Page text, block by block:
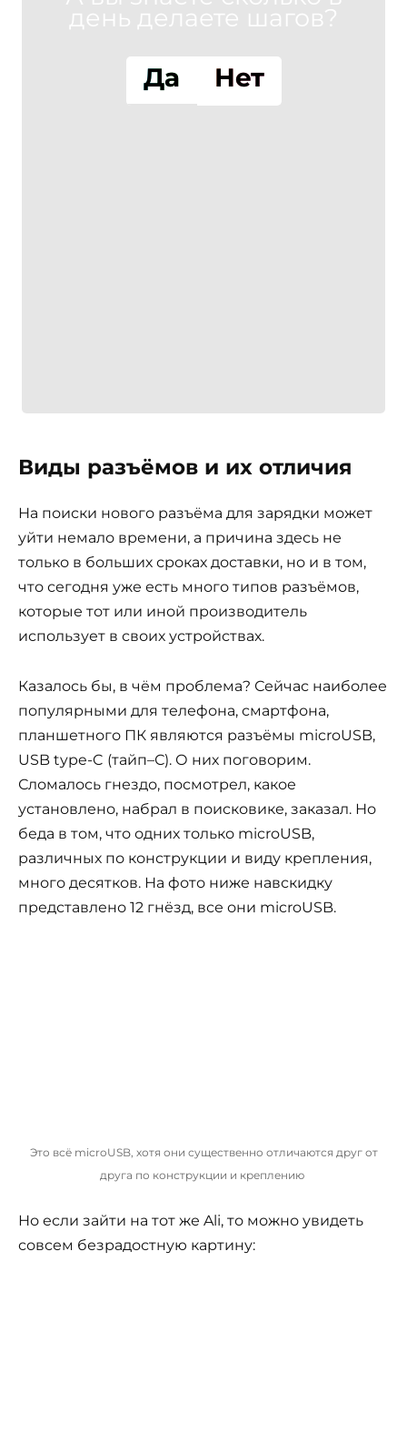
день делаете шагов?
Да Нет
Виды разъёмов и их отличия
На поиски нового разъёма для зарядки может
уйти немало времени, а причина здесь не
только в больших сроках доставки, но и в том,
что сегодня уже есть много типов разъёмов,
которые тот или иной производитель
использует в своих устройствах.
Казалось бы, в чём проблема? Сейчас наиболее
популярными для телефона, смартфона,
планшетного ПК являются разъёмы microUSB,
USB type-C (тайп–С). О них поговорим.
Сломалось гнездо, посмотрел, какое
установлено, набрал в поисковике, заказал. Но
беда в том, что одних только microUSB,
различных по конструкции и виду крепления,
много десятков. На фото ниже навскидку
представлено 12 гнёзд, все они microUSB.
Это всё microUSB, хотя они существенно отличаются друг от
друга по конструкции и креплению
Но если зайти на тот же Ali, то можно увидеть
совсем безрадостную картину: